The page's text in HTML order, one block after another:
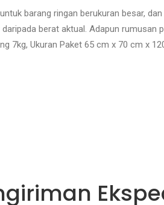
barang ringan berukuran besar,
berat aktual. Adapun
7kg, Ukuran Paket 65 cm x 70 cm x